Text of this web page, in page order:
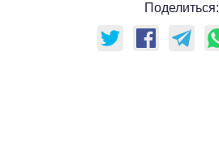
Поделиться: